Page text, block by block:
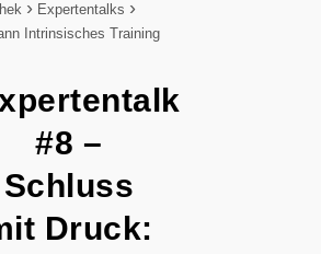
Expertentalks
Intrinsisches Training
#8 –
Schluss
Druck: